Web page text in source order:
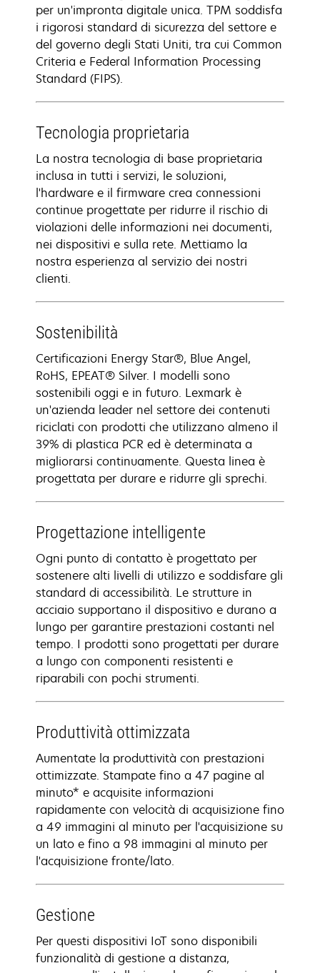
per un'impronta digitale unica. TPM soddisfa
i rigorosi standard di sicurezza del settore e
del governo degli Stati Uniti, tra cui Common
Criteria e Federal Information Processing
Standard (FIPS).
Tecnologia proprietaria
La nostra tecnologia di base proprietaria
inclusa in tutti i servizi, le soluzioni,
l'hardware e il firmware crea connessioni
continue progettate per ridurre il rischio di
violazioni delle informazioni nei documenti,
nei dispositivi e sulla rete. Mettiamo la
nostra esperienza al servizio dei nostri
clienti.
Sostenibilità
Certificazioni Energy Star®, Blue Angel,
RoHS, EPEAT® Silver. I modelli sono
sostenibili oggi e in futuro. Lexmark è
un'azienda leader nel settore dei contenuti
riciclati con prodotti che utilizzano almeno il
39% di plastica PCR ed è determinata a
migliorarsi continuamente. Questa linea è
progettata per durare e ridurre gli sprechi.
Progettazione intelligente
Ogni punto di contatto è progettato per
sostenere alti livelli di utilizzo e soddisfare gli
standard di accessibilità. Le strutture in
acciaio supportano il dispositivo e durano a
lungo per garantire prestazioni costanti nel
tempo. I prodotti sono progettati per durare
a lungo con componenti resistenti e
riparabili con pochi strumenti.
Produttività ottimizzata
Aumentate la produttività con prestazioni
ottimizzate. Stampate fino a 47 pagine al
minuto* e acquisite informazioni
rapidamente con velocità di acquisizione fino
a 49 immagini al minuto per l'acquisizione su
un lato e fino a 98 immagini al minuto per
l'acquisizione fronte/lato.
Gestione
Per questi dispositivi IoT sono disponibili
funzionalità di gestione a distanza,